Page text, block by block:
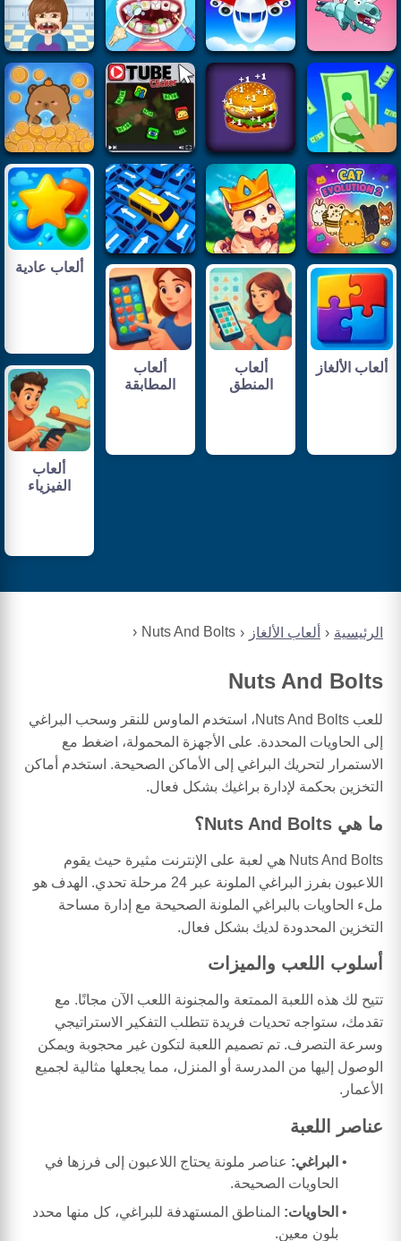
الرئيسية ألعاب الألغاز Nuts And Bolts
Nuts And Bolts
للعب Nuts And Bolts، استخدم الماوس للنقر وسحب البراغي
إلى الحاويات المحددة. على الأجهزة المحمولة، اضغط مع
الاستمرار لتحريك البراغي إلى الأماكن الصحيحة. استخدم أماكن
التخزين بحكمة لإدارة براغيك بشكل فعال.
ما هي Nuts And Bolts؟
Nuts And Bolts هي لعبة على الإنترنت مثيرة حيث يقوم
اللاعبون بفرز البراغي الملونة عبر 24 مرحلة تحدي. الهدف هو
ملء الحاويات بالبراغي الملونة الصحيحة مع إدارة مساحة
التخزين المحدودة لديك بشكل فعال.
أسلوب اللعب والميزات
تتيح لك هذه اللعبة الممتعة والمجنونة اللعب الآن مجانًا. مع
تقدمك، ستواجه تحديات فريدة تتطلب التفكير الاستراتيجي
وسرعة التصرف. تم تصميم اللعبة لتكون غير محجوبة ويمكن
الوصول إليها من المدرسة أو المنزل، مما يجعلها مثالية لجميع
الأعمار.
عناصر اللعبة
البراغي: عناصر ملونة يحتاج اللاعبون إلى فرزها في
الحاويات الصحيحة.
الحاويات: المناطق المستهدفة للبراغي، كل منها محدد
بلون معين.
ألعاب عادية
ألعاب الألغاز
ألعاب
المنطق
ألعاب
المطابقة
ألعاب
الفيزياء